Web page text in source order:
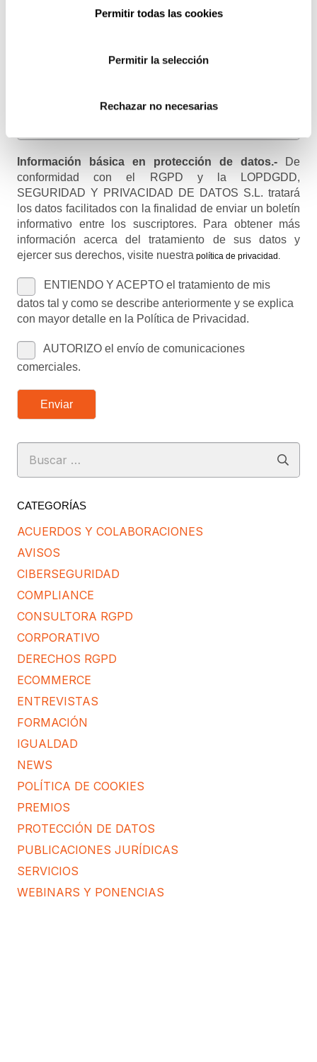
Permitir todas las cookies
Permitir la selección
Rechazar no necesarias
Información básica en protección de datos.- De
conformidad con el RGPD y la LOPDGDD,
SEGURIDAD Y PRIVACIDAD DE DATOS S.L. tratará
los datos facilitados con la finalidad de enviar un boletín
informativo entre los suscriptores. Para obtener más
información acerca del tratamiento de sus datos y
ejercer sus derechos, visite nuestra política de privacidad
ENTIENDO Y ACEPTO el tratamiento de mis
datos tal y como se describe anteriormente y se explica
con mayor detalle en la Política de Privacidad.
AUTORIZO el envío de comunicaciones
comerciales.
Enviar
Buscar:
CATEGORÍAS
ACUERDOS Y COLABORACIONES
AVISOS
CIBERSEGURIDAD
COMPLIANCE
CONSULTORA RGPD
CORPORATIVO
DERECHOS RGPD
ECOMMERCE
ENTREVISTAS
FORMACIÓN
IGUALDAD
NEWS
POLÍTICA DE COOKIES
PREMIOS
PROTECCIÓN DE DATOS
PUBLICACIONES JURÍDICAS
SERVICIOS
WEBINARS Y PONENCIAS